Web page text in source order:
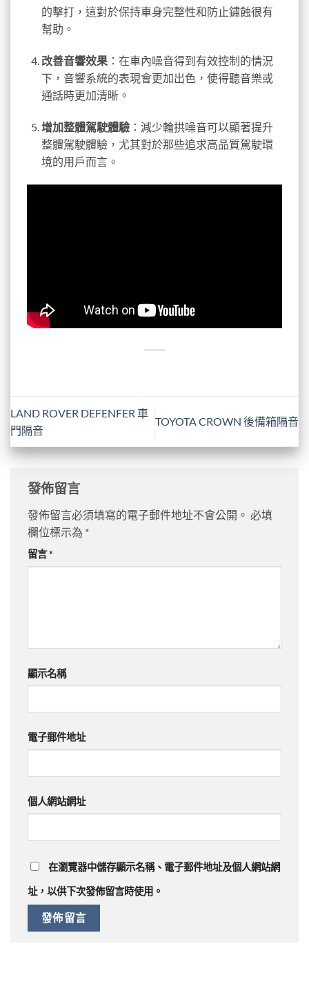
的擊打，這對於保持車身完整性和防止鏽蝕很有
幫助。
改善音響效果：在車內噪音得到有效控制的情況
下，音響系統的表現會更加出色，使得聽音樂或
通話時更加清晰。
增加整體駕駛體驗：減少輪拱噪音可以顯著提升
整體駕駛體驗，尤其對於那些追求高品質駕駛環
境的用戶而言。
LAND ROVER DEFENFER 車
門隔音
TOYOTA CROWN 後備箱隔音
發佈留言
發佈留言必須填寫的電子郵件地址不會公開。 必填
欄位標示為 *
留言*
顯示名稱
電子郵件地址
個人網站網址
在瀏覽器中儲存顯示名稱、電子郵件地址及個人網站網
址，以供下次發佈留言時使用。